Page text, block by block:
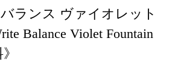
ランス ヴァイオレット
Balance Violet Fountain